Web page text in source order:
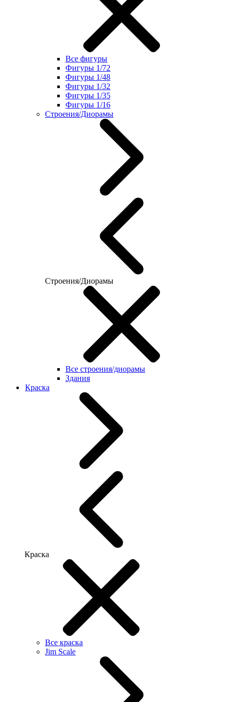
Все фигуры
Фигуры 1/72
Фигуры 1/48
Фигуры 1/32
Фигуры 1/35
Фигуры 1/16
Строения/Диорамы
Строения/Диорамы
Все строения/диорамы
Здания
Краска
Краска
Все краска
Jim Scale